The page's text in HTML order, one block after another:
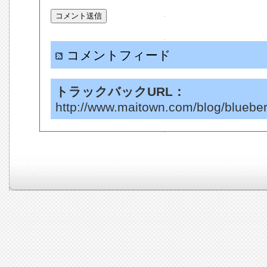
コメントフィード
トラックバックURL：
http://www.maitown.com/blog/